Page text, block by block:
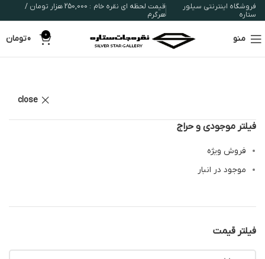
فروشگاه اینترنتی سیلور
ستاره
قیمت لحظه ای نقره خام : 250,000 هزار تومان /
هرگرم
منو 0
0تومان
close
فیلتر موجودی و حراج
فروش ویژه
موجود در انبار
فیلتر قیمت